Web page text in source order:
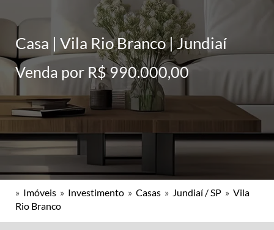
Casa | Vila Rio Branco | Jundiaí
Venda por R$ 990.000,00
» Imóveis » Investimento » Casas » Jundiaí / SP » Vila
Rio Branco